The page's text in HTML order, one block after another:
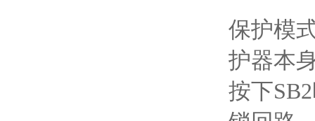
保护模
护器本
按下